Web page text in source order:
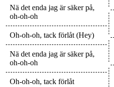
Nä det enda jag är säker på,
oh-oh-oh
Oh-oh-oh, tack förlåt (Hey)
Nä det enda jag är säker på,
oh-oh-oh
Oh-oh-oh, tack förlåt